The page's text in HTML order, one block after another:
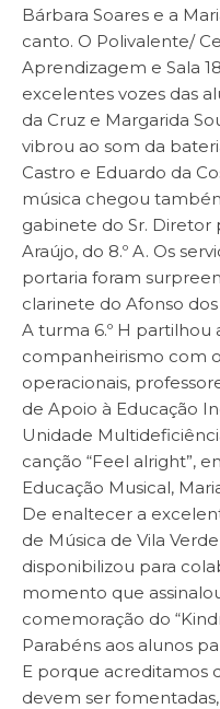
Bárbara Soares e a
canto. O Polivalente/
Aprendizagem e Sala
excelentes vozes das
da Cruz e Margarida
vibrou ao som da
Castro e Eduardo da
música chegou
gabinete do Sr. Diretor
Araújo, do 8.º A. Os
portaria foram
clarinete do Afonso dos
A turma 6.º H partilhou
companheirismo com
operacionais,
de Apoio à Educação
Unidade
canção “Feel alright”,
Educação Musical,
De enaltecer a
de Música de Vila
disponibilizou para
momento que
comemoração do
Parabéns aos alunos
E porque acreditamos
devem ser